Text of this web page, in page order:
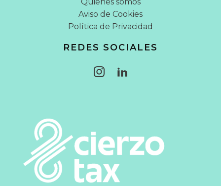
Aviso de Cookies
Política de Privacidad
REDES SOCIALES